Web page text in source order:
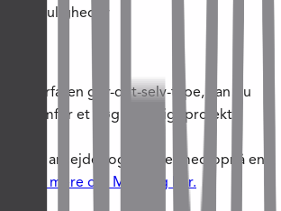
muligheder
eller erfaren gør-det-selv-type, kan du
fremfor et nøglefærdigt projekt.
del af arbejdet og kan dermed opnå en
Se mere om Medbyg her.